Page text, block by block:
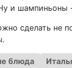
и шампиньоны
сделать не
блюда